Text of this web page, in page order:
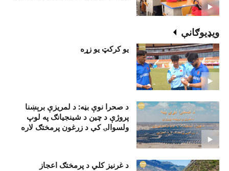
ويډيوګانې
يو کرکټ يو زړه
د صحرا نوې بڼه: د لمريزې برېښنا
پروژې د چين د شينجيانګ په لوپ
ولسوالۍ کې د زرغون پرمختګ لاره
د غرنیز کلي د پرمختګ اعجاز